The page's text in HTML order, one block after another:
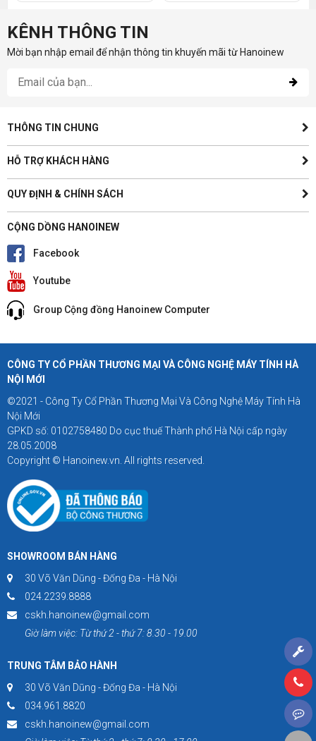
KÊNH THÔNG TIN
Mời bạn nhập email để nhận thông tin khuyến mãi từ Hanoinew
THÔNG TIN CHUNG
HỖ TRỢ KHÁCH HÀNG
QUY ĐỊNH & CHÍNH SÁCH
CỘNG DỒNG HANOINEW
Facebook
Youtube
Group Cộng đồng Hanoinew Computer
CÔNG TY CỔ PHẦN THƯƠNG MẠI VÀ CÔNG NGHỆ MÁY TÍNH HÀ
NỘI MỚI
©2021 - Công Ty Cổ Phần Thương Mại Và Công Nghệ Máy Tính Hà
Nội Mới
GPKD số: 0102758480 Do cục thuế Thành phố Hà Nội cấp ngày
28.05.2008
Copyright © Hanoinew.vn. All rights reserved.
SHOWROOM BÁN HÀNG
30 Võ Văn Dũng - Đống Đa - Hà Nội
024.2239.8888
cskh.hanoinew@gmail.com
Giờ làm việc: Từ thứ 2 - thứ 7: 8.30 - 19.00
TRUNG TÂM BẢO HÀNH
30 Võ Văn Dũng - Đống Đa - Hà Nội
034.961.8820
cskh.hanoinew@gmail.com